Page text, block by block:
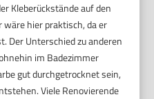
Kleberückstände auf den
hier praktisch, da er
Der Unterschied zu anderen
im Badezimmer
gut durchgetrocknet sein,
Viele Renovierende